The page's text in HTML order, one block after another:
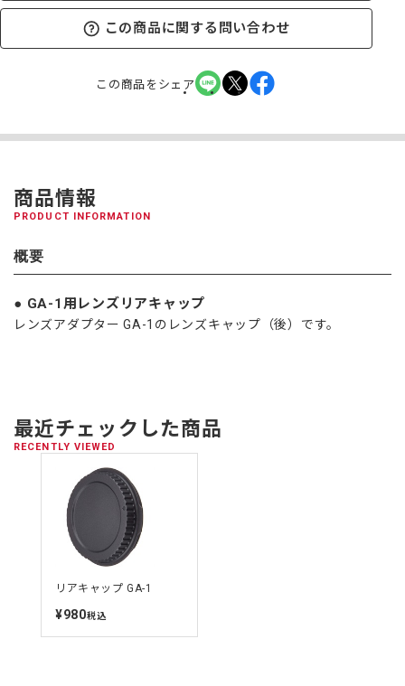
この商品に関する問い合わせ
この商品をシェア
商品情報
PRODUCT INFORMATION
概要
GA-1用レンズリアキャップ
レンズアダプター GA-1のレンズキャップ（後）です。
最近チェックした商品
RECENTLY VIEWED
リアキャップ GA-1
定
¥980税込